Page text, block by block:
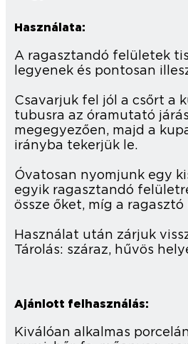
Használata:
A ragasztandó felületek
legyenek és pontosan
Csavarjuk fel jól a csőrt a
tubusra az óramutató
megegyezően, majd a
irányba tekerjük le.
Óvatosan nyomjunk egy
egyik ragasztandó
össze őket, míg a ragasztó
Használat után zárjuk
Tárolás: száraz, hűvös
Ajánlott felhasználás:
Kiválóan alkalmas